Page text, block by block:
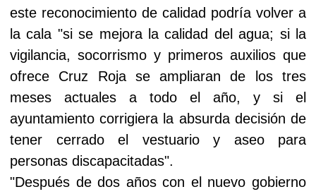
este reconocimiento de calidad podría volver a
la cala "si se mejora la calidad del agua; si la
vigilancia, socorrismo y primeros auxilios que
ofrece Cruz Roja se ampliaran de los tres
meses actuales a todo el año, y si el
ayuntamiento corrigiera la absurda decisión de
tener cerrado el vestuario y aseo para
personas discapacitadas".
"Después de dos años con el nuevo gobierno